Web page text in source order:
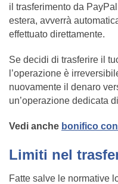
il trasferimento da
estera, avverrà
effettuato direttamente.
Se decidi di trasferire il
l’operazione è
nuovamente il denaro
un’operazione dedicata
Vedi anche bonifico con
Limiti nel
Fatte salve le normative